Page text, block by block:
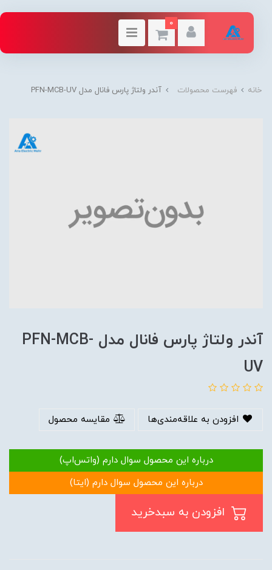
0
خانه فهرست محصولات آندر ولتاژ پارس فانال مدل PFN-MCB-UV
آندر ولتاژ پارس فانال مدل PFN-MCB-
UV
افزودن به علاقه‌مندی‌ها مقایسه محصول
درباره این محصول سوال دارم (واتس‌اپ)
درباره این محصول سوال دارم (ایتا)